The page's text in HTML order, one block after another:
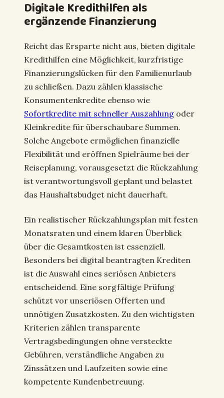
Digitale Kredithilfen als
ergänzende Finanzierung
Reicht das Ersparte nicht aus, bieten digitale
Kredithilfen eine Möglichkeit, kurzfristige
Finanzierungslücken für den Familienurlaub
zu schließen. Dazu zählen klassische
Konsumentenkredite ebenso wie
Sofortkredite mit schneller Auszahlung oder
Kleinkredite für überschaubare Summen.
Solche Angebote ermöglichen finanzielle
Flexibilität und eröffnen Spielräume bei der
Reiseplanung, vorausgesetzt die Rückzahlung
ist verantwortungsvoll geplant und belastet
das Haushaltsbudget nicht dauerhaft.
Ein realistischer Rückzahlungsplan mit festen
Monatsraten und einem klaren Überblick
über die Gesamtkosten ist essenziell.
Besonders bei digital beantragten Krediten
ist die Auswahl eines seriösen Anbieters
entscheidend. Eine sorgfältige Prüfung
schützt vor unseriösen Offerten und
unnötigen Zusatzkosten. Zu den wichtigsten
Kriterien zählen transparente
Vertragsbedingungen ohne versteckte
Gebühren, verständliche Angaben zu
Zinssätzen und Laufzeiten sowie eine
kompetente Kundenbetreuung.